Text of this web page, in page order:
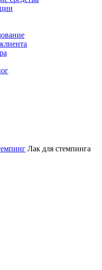
Лак для стемпинга